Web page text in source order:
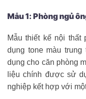
Mẫu 1: Phòng ngủ
Mẫu thiết kế nội
dụng tone màu
dụng cho căn phòng
liệu chính được sử
nghiệp kết hợp với